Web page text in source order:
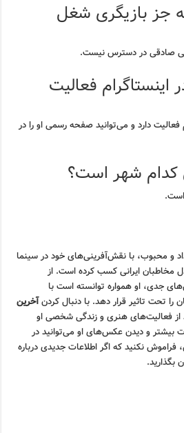
جز بازیگری شغل
صادقی در دسترس نیست.
فعالیت
فعالیت دارد و می‌توانید صفحه رسمی او را در
شهر است؟
و محبوب، با نقش‌آفرینی‌های خود در سینما
مخاطبان ایرانی کسب کرده است. از
جدی، او همواره توانسته است با
تحت تاثیر قرار دهد. با دنبال کردنآخرین
از فعالیت‌های هنری و زندگی شخصی او
بیشتر و دیدن عکس‌های او می‌توانید در
نکنید که اگر اطلاعات جدیدی درباره
بگذارید.